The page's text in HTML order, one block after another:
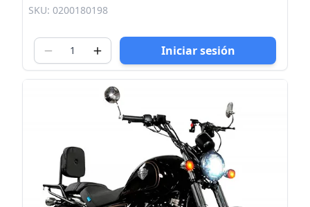
SKU: 0200180198
Iniciar sesión